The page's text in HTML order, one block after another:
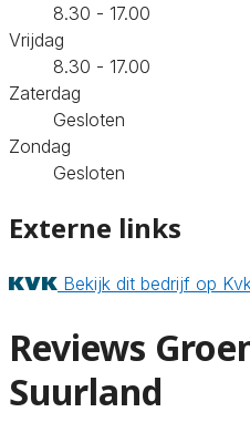
8.30 - 17.00
Vrijdag
8.30 - 17.00
Zaterdag
Gesloten
Zondag
Gesloten
Externe links
Bekijk dit bedrijf op
Reviews
Suurland